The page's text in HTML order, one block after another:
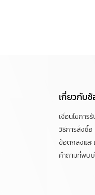
เกี่ยวกับ
เงื่อนไขการ
วิธีการสั่งซื้อ
ข้อตกลงและ
คำถามที่พบ